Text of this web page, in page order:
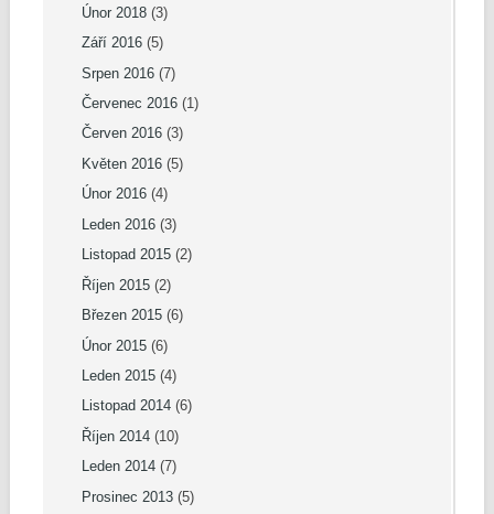
Únor 2018 (3)
Září 2016 (5)
Srpen 2016 (7)
Červenec 2016 (1)
Červen 2016 (3)
Květen 2016 (5)
Únor 2016 (4)
Leden 2016 (3)
Listopad 2015 (2)
Říjen 2015 (2)
Březen 2015 (6)
Únor 2015 (6)
Leden 2015 (4)
Listopad 2014 (6)
Říjen 2014 (10)
Leden 2014 (7)
Prosinec 2013 (5)